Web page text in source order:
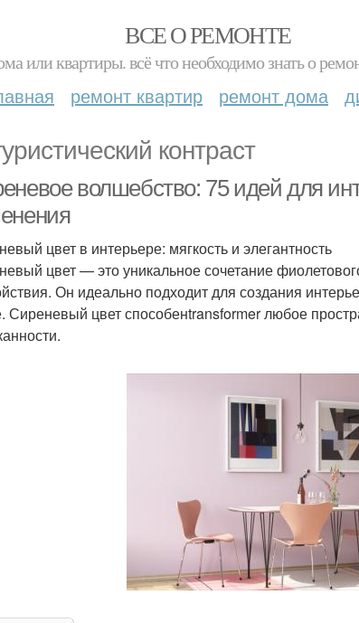
ВСЕ О РЕМОНТЕ
или квартиры. всё что необходимо знать о
ремонт квартир ремонт дома
контраст
волшебство: 75 идей для
цвет в интерьере: мягкость и элегантность
цвет — это уникальное сочетание
Он идеально подходит для создания
Сиреневый цвет способенtransformer любое